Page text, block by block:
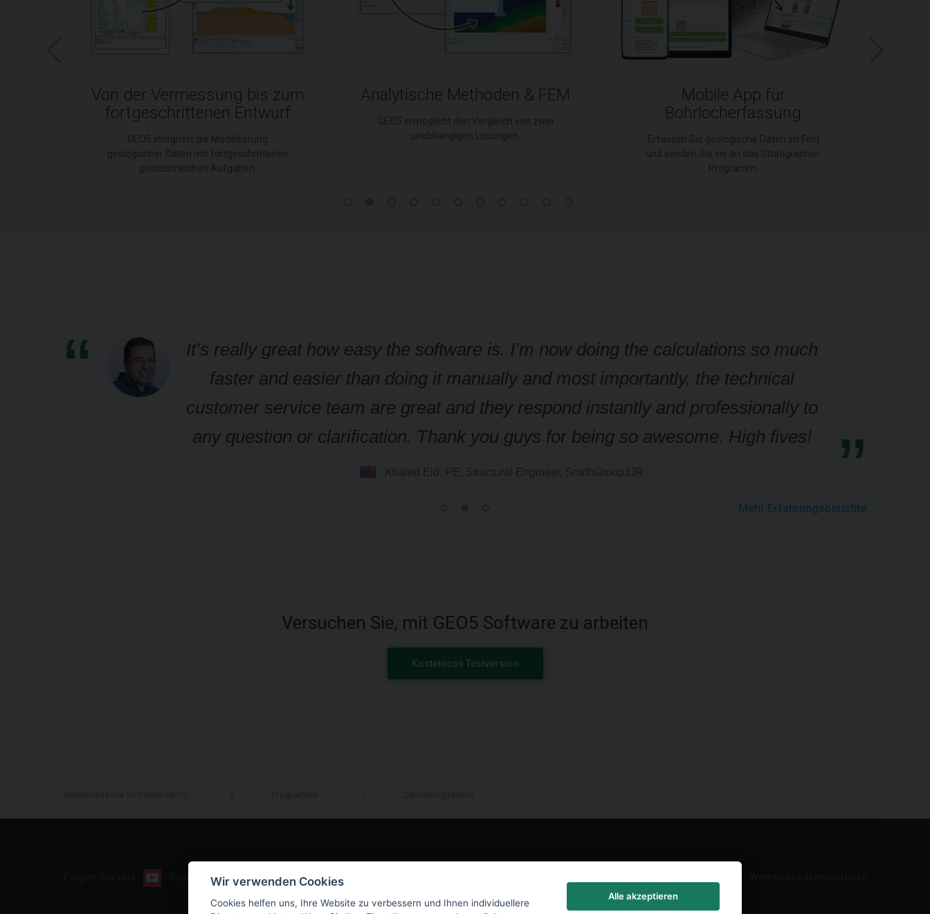
Von der Vermessung bis zum
fortgeschrittenen Entwurf
Analytische Methoden & FEM
Mobile App für
Bohrlocherfassung
It’s really great how easy the software is. I’m now doing the calculations so much
faster and easier than doing it manually and most importantly, the technical
customer service team are great and they respond instantly and professionally to
any question or clarification. Thank you guys for being so awesome. High fives!
Mehr Erfahrungsberichte
Versuchen Sie, mit GEO5 Software zu arbeiten
Kostenlose Testversion
Facebook
Wir verwenden Cookies
Cookies helfen uns, Ihre Website zu verbessern und Ihnen individuellere
Alle akzeptieren